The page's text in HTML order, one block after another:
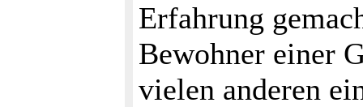
Erfahrung
Bewohner einer
vielen anderen